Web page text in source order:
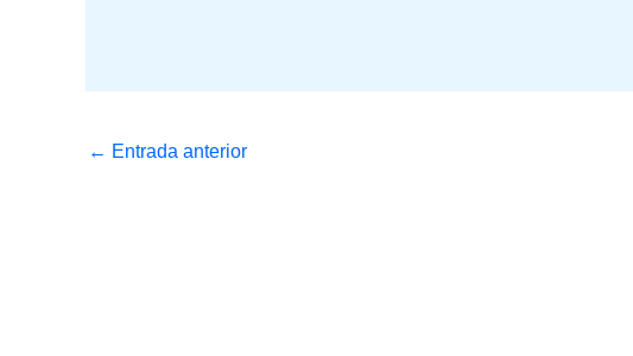
← Entrada anterior